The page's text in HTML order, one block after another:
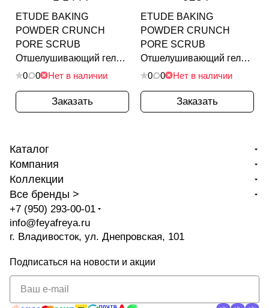
ETUDE BAKING
POWDER CRUNCH
PORE SCRUB
Отшелушивающий гель
для лица с содой
0 0 Нет в наличии
Заказать
ETUDE BAKING
POWDER CRUNCH
PORE SCRUB
Отшелушивающий гель
для лица с содой 200мл
0 0 Нет в наличии
Заказать
Каталог
Компания
Коллекции
Все бренды >
+7 (950) 293-00-01
info@feyafreya.ru
г. Владивосток, ул. Днепровская, 101
Подписаться на новости и акции